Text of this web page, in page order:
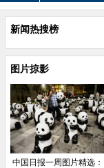
新闻热搜榜
图片掠影
中国日报一周图片精选：